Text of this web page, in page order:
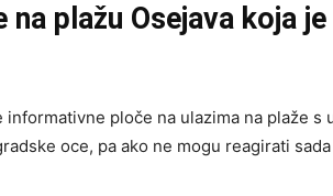
plažu Osejava koja
ploče na ulazima na plaže s
oce, pa ako ne mogu reagirati